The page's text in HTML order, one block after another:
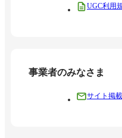
UGC利用
事業者のみなさま
サイト掲